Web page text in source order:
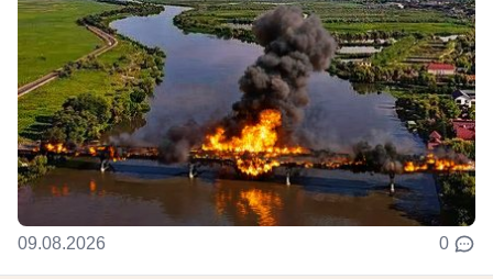
09.08.2026 0